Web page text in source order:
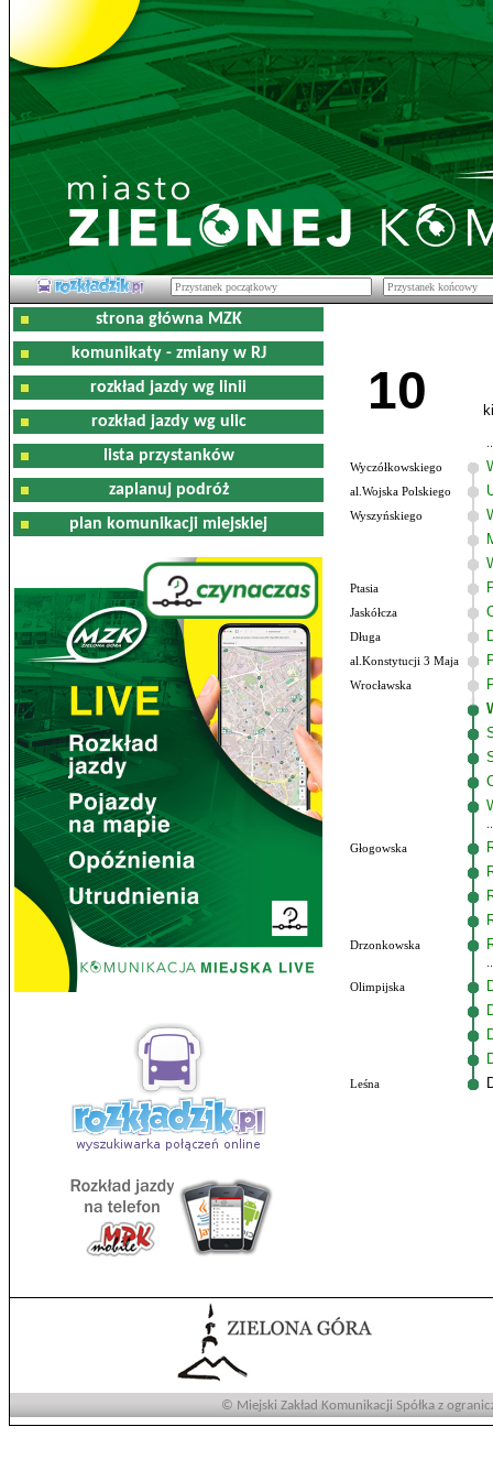
strona główna MZK
komunikaty - zmiany w RJ
rozkład jazdy wg linii
rozkład jazdy wg ulic
lista przystanków
zaplanuj podróż
plan komunikacji miejskiej
10
Wyczółkowskiego
al.Wojska Polskiego
Wyszyńskiego
Ptasia
Jaskółcza
Długa
al.Konstytucji 3 Maja
Wrocławska
Głogowska
Drzonkowska
Olimpijska
Leśna
© Miejski Zakład Komunikacji Spółka z